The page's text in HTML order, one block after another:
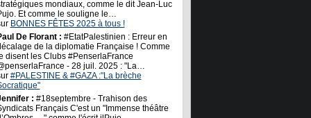
mondiaux, comme le dit Jean-Luc
Et comme le souligne le…
BONNES FÊTES 2025 à tous !
De Florant : #EtatPalestinien : Erreur en
de la diplomatie Française ! Comme
disent les Clubs #PenserlaFrance
- 28 juil. 2025 : "La…
#PALESTINE & #GAZA :"La brèche
: #18septembre - Trahison des
Français C'est un "Immense théâtre